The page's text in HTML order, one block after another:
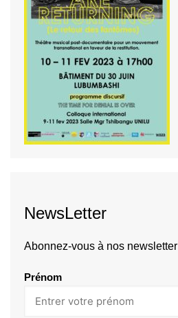
NewsLetter
Abonnez-vous à nos newsletter
Prénom